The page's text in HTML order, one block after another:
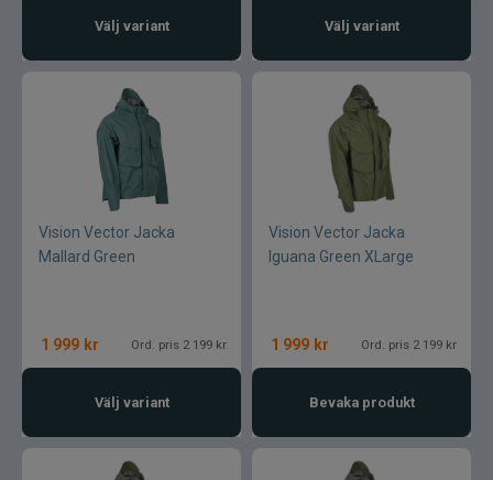
Välj variant Välj variant
Vision Vector Jacka
Mallard Green
1 999 kr Ord. pris 2 199 kr
Välj variant
Vision Vector Jacka
Iguana Green XLarge
1 999 kr Ord. pris 2 199 kr
Bevaka produkt